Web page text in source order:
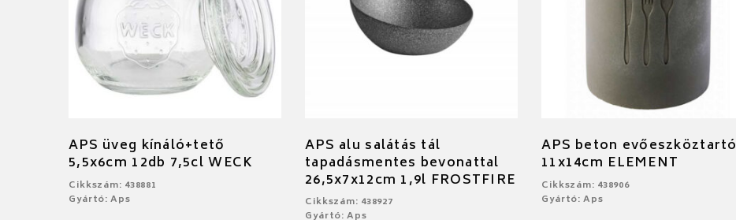
APS üveg kínáló+tető
5,5x6cm 12db 7,5cl WECK
Cikkszám: 438881
Gyártó: Aps
APS alu salátás tál
tapadásmentes bevonattal
26,5x7x12cm 1,9l FROSTFIRE
Cikkszám: 438927
Gyártó: Aps
APS beton evőeszköztartó
11x14cm ELEMENT
Cikkszám: 438906
Gyártó: Aps